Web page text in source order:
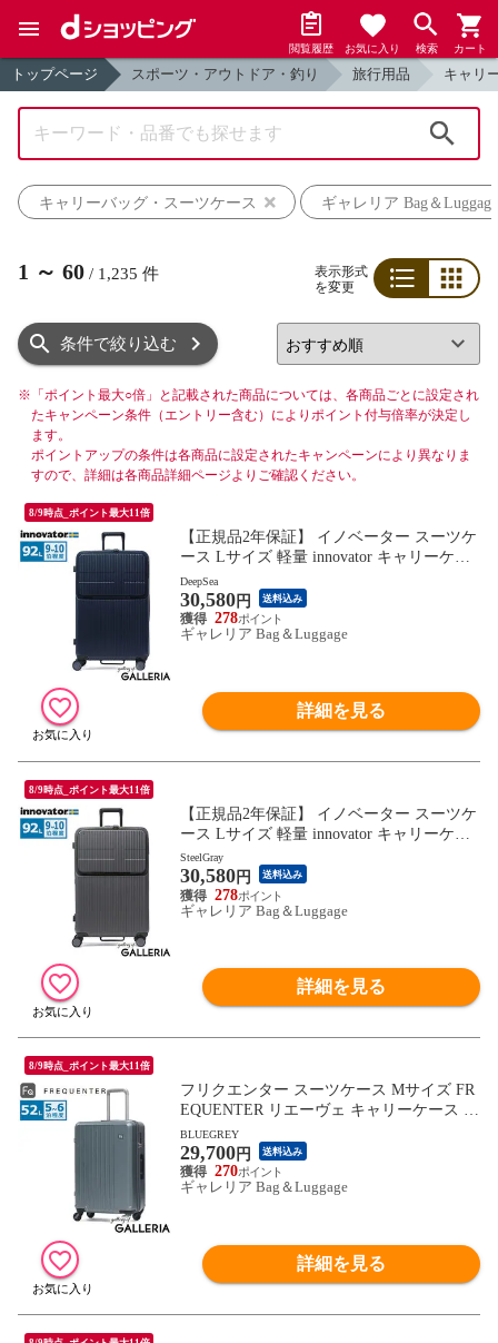
閲覧履歴 お気に入り 検索 カート
トップページ スポーツ・アウトドア・釣り 旅行用品 キャリ
キャリーバッグ・スーツケース
ギャレリア Bag＆Luggage
1 ～ 60 / 1,235 件
表示形式
を変更
条件で絞り込む
※ 「ポイント最大○倍」と記載された商品については、各商品ごとに設定され
たキャンペーン条件（エントリー含む）によりポイント付与倍率が決定し
ます。
ポイントアップの条件は各商品に設定されたキャンペーンにより異なりま
すので、詳細は各商品詳細ページよりご確認ください。
8/9時点_ポイント最大11倍
【正規品2年保証】 イノベーター スーツケ
ース Lサイズ 軽量 innovator キャリーケー
ス suitcase ストッパー フロントポケット キ
ャリーバッグ PC 静音 TSAロック 旅行 9泊
10泊 Extreme Journey 92L Large INV90
DeepSea
30,580円 送料込み
278
ギャレリア Bag＆Luggage
詳細を見る
8/9時点_ポイント最大11倍
【正規品2年保証】 イノベーター スーツケ
ース Lサイズ 軽量 innovator キャリーケー
ス suitcase ストッパー フロントポケット キ
ャリーバッグ PC 静音 TSAロック 旅行 9泊
10泊 Extreme Journey 92L Large INV90
SteelGray
30,580円 送料込み
278
ギャレリア Bag＆Luggage
詳細を見る
8/9時点_ポイント最大11倍
フリクエンター スーツケース Mサイズ FR
EQUENTER リエーヴェ キャリーケース 52
L 軽量 軽い 静音 メンズ レディース M TS
ロック 5泊 6泊 旅行 出張 消臭 抗菌 LIEVE
4輪キャリー 57cm 1-252
BLUEGREY
29,700円 送料込み
270
ギャレリア Bag＆Luggage
詳細を見る